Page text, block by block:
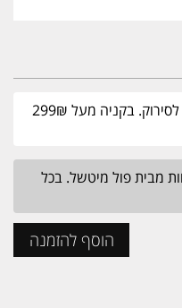
מתנה : מברשת אולפלקס מקצועית לסירוק. בקניה מעל 299₪
מבית פול מיטשל. בכל
הוסף להזמנה